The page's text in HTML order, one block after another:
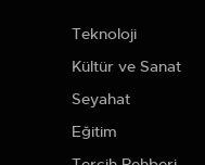
Teknoloji
Kültür ve Sanat
Seyahat
Eğitim